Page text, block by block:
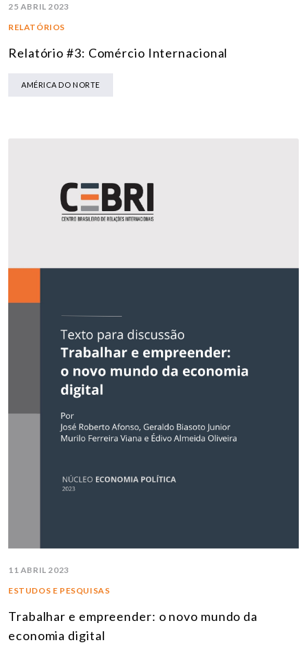
25 ABRIL 2023
RELATÓRIOS
Relatório #3: Comércio Internacional
AMÉRICA DO NORTE
11 ABRIL 2023
ESTUDOS E PESQUISAS
Trabalhar e empreender: o novo mundo da
economia digital